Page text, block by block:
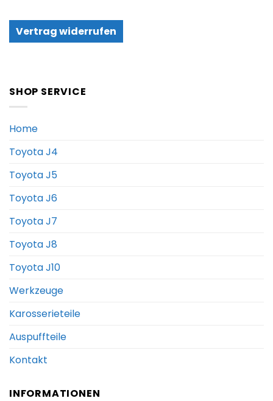
Vertrag widerrufen
SHOP SERVICE
Home
Toyota J4
Toyota J5
Toyota J6
Toyota J7
Toyota J8
Toyota J10
Werkzeuge
Karosserieteile
Auspuffteile
Kontakt
INFORMATIONEN